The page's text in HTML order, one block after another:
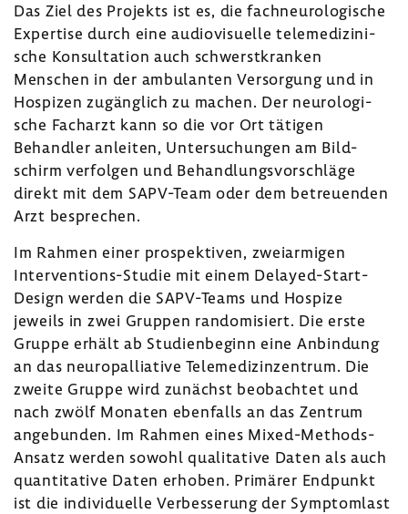
Das Ziel des Projekts ist es, die fach­neu­ro­lo­gi­sche
Exper­tise durch eine audio­vi­su­elle tele­me­di­zi­ni­
sche Konsul­ta­tion auch schwerst­kranken
Menschen in der ambu­lanten Versor­gung und in
Hospizen zugäng­lich zu machen. Der neuro­lo­gi­
sche Fach­arzt kann so die vor Ort tätigen
Behandler anleiten, Unter­su­chungen am Bild­
schirm verfolgen und Behand­lungs­vor­schläge
direkt mit dem SAPV-​Team oder dem betreu­enden
Arzt bespre­chen.
Im Rahmen einer prospek­tiven, zwei­ar­migen
Interventions-​Studie mit einem Delayed-​Start-
Design werden die SAPV-​Teams und Hospize
jeweils in zwei Gruppen rando­mi­siert. Die erste
Gruppe erhält ab Studi­en­be­ginn eine Anbin­dung
an das neuro­pal­lia­tive Tele­me­di­zin­zen­trum. Die
zweite Gruppe wird zunächst beob­achtet und
nach zwölf Monaten eben­falls an das Zentrum
ange­bunden. Im Rahmen eines Mixed-​Methods-
Ansatz werden sowohl quali­ta­tive Daten als auch
quan­ti­ta­tive Daten erhoben. Primärer Endpunkt
ist die indi­vi­du­elle Verbes­se­rung der Symptom­last